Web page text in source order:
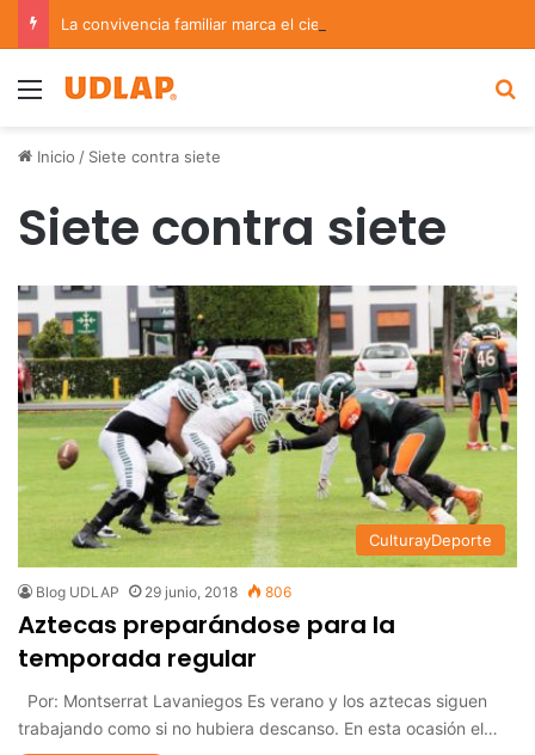
Menu
Inicio / Siete contra siete
Siete contra siete
CulturayDeporte
Blog UDLAP 29 junio, 2018 806
Aztecas preparándose para la
temporada regular
Por: Montserrat Lavaniegos Es verano y los aztecas siguen
trabajando como si no hubiera descanso. En esta ocasión el…